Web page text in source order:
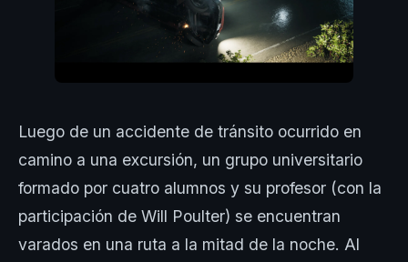
Luego de un accidente de tránsito ocurrido en
camino a una excursión, un grupo universitario
formado por cuatro alumnos y su profesor (con la
participación de Will Poulter) se encuentran
varados en una ruta a la mitad de la noche. Al